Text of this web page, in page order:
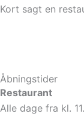
Kort sagt en
Åbningstider
Restaurant
Alle dage fra kl.